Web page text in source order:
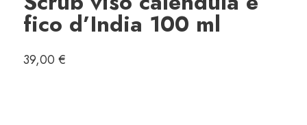
fico d’India 100 ml
39,00 €